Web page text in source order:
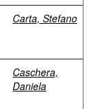
Carta, Stefano
Caschera,
Daniela